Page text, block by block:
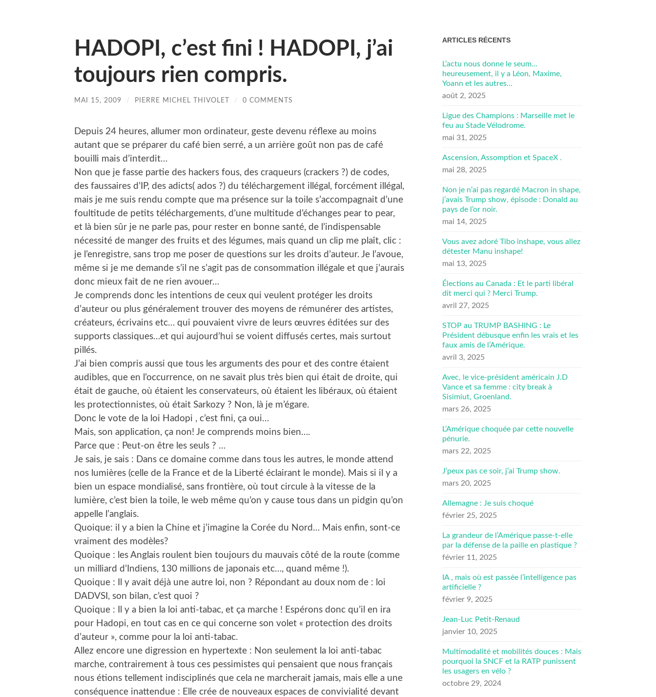
HADOPI, c’est fini ! HADOPI, j’ai
toujours rien compris.
MAI 15, 2009 / PIERRE MICHEL THIVOLET / 0 COMMENTS
Depuis 24 heures, allumer mon ordinateur, geste devenu réflexe au moins
autant que se préparer du café bien serré, a un arrière goût non pas de café
bouilli mais d’interdit…
Non que je fasse partie des hackers fous, des craqueurs (crackers ?) de codes,
des faussaires d’IP, des adicts( ados ?) du téléchargement illégal, forcément illégal,
mais je me suis rendu compte que ma présence sur la toile s’accompagnait d’une
foultitude de petits téléchargements, d’une multitude d’échanges pear to pear,
et là bien sûr je ne parle pas, pour rester en bonne santé, de l’indispensable
nécessité de manger des fruits et des légumes, mais quand un clip me plaît, clic :
je l’enregistre, sans trop me poser de questions sur les droits d’auteur. Je l’avoue,
même si je me demande s’il ne s’agit pas de consommation illégale et que j’aurais
donc mieux fait de ne rien avouer…
Je comprends donc les intentions de ceux qui veulent protéger les droits
d’auteur ou plus généralement trouver des moyens de rémunérer des artistes,
créateurs, écrivains etc… qui pouvaient vivre de leurs œuvres éditées sur des
supports classiques…et qui aujourd’hui se voient diffusés certes, mais surtout
pillés.
J’ai bien compris aussi que tous les arguments des pour et des contre étaient
audibles, que en l’occurrence, on ne savait plus très bien qui était de droite, qui
était de gauche, où étaient les conservateurs, où étaient les libéraux, où étaient
les protectionnistes, où était Sarkozy ? Non, là je m’égare.
Donc le vote de la loi Hadopi , c’est fini, ça oui…
Mais, son application, ça non! Je comprends moins bien….
Parce que : Peut-on être les seuls ? …
Je sais, je sais : Dans ce domaine comme dans tous les autres, le monde attend
nos lumières (celle de la France et de la Liberté éclairant le monde). Mais si il y a
bien un espace mondialisé, sans frontière, où tout circule à la vitesse de la
lumière, c’est bien la toile, le web même qu’on y cause tous dans un pidgin qu’on
appelle l’anglais.
Quoique: il y a bien la Chine et j’imagine la Corée du Nord… Mais enfin, sont-ce
vraiment des modèles?
Quoique : les Anglais roulent bien toujours du mauvais côté de la route (comme
un milliard d’Indiens, 130 millions de japonais etc…, quand même !).
Quoique : Il y avait déjà une autre loi, non ? Répondant au doux nom de : loi
DADVSI, son bilan, c’est quoi ?
Quoique : Il y a bien la loi anti-tabac, et ça marche ! Espérons donc qu’il en ira
pour Hadopi, en tout cas en ce qui concerne son volet « protection des droits
d’auteur », comme pour la loi anti-tabac.
Allez encore une digression en hypertexte : Non seulement la loi anti-tabac
marche, contrairement à tous ces pessimistes qui pensaient que nous français
nous étions tellement indisciplinés que cela ne marcherait jamais, mais elle a une
conséquence inattendue : Elle crée de nouveaux espaces de convivialité devant
ARTICLES RÉCENTS
L’actu nous donne le seum…
heureusement, il y a Léon, Maxime,
Yoann et les autres…
août 2, 2025
Ligue des Champions : Marseille met le
feu au Stade Vélodrome.
mai 31, 2025
Ascension, Assomption et SpaceX .
mai 28, 2025
Non je n’ai pas regardé Macron in shape,
j’avais Trump show, épisode : Donald au
pays de l’or noir.
mai 14, 2025
Vous avez adoré Tibo inshape, vous allez
détester Manu inshape!
mai 13, 2025
Élections au Canada : Et le parti libéral
dit merci qui ? Merci Trump.
avril 27, 2025
STOP au TRUMP BASHING : Le
Président débusque enfin les vrais et les
faux amis de l’Amérique.
avril 3, 2025
Avec, le vice-président américain J.D
Vance et sa femme : city break à
Sisimiut, Groenland.
mars 26, 2025
L’Amérique choquée par cette nouvelle
pénurie.
mars 22, 2025
J’peux pas ce soir, j’ai Trump show.
mars 20, 2025
Allemagne : Je suis choqué
février 25, 2025
La grandeur de l’Amérique passe-t-elle
par la défense de la paille en plastique ?
février 11, 2025
IA , mais où est passée l’intelligence pas
artificielle ?
février 9, 2025
Jean-Luc Petit-Renaud
janvier 10, 2025
Multimodalité et mobilités douces : Mais
pourquoi la SNCF et la RATP punissent
les usagers en vélo ?
octobre 29, 2024